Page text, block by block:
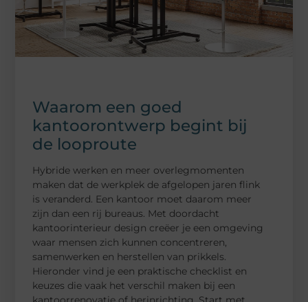
Waarom een goed
kantoorontwerp begint bij
de looproute
Hybride werken en meer overlegmomenten
maken dat de werkplek de afgelopen jaren flink
is veranderd. Een kantoor moet daarom meer
zijn dan een rij bureaus. Met doordacht
kantoorinterieur design creëer je een omgeving
waar mensen zich kunnen concentreren,
samenwerken en herstellen van prikkels.
Hieronder vind je een praktische checklist en
keuzes die vaak het verschil maken bij een